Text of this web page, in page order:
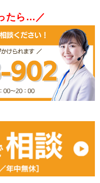
たら…／